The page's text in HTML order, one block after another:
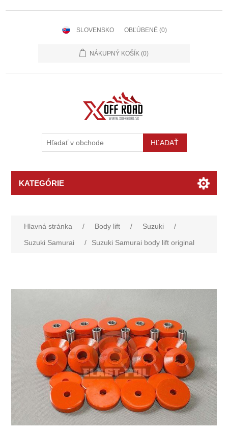
SLOVENSKO OBĽÚBENÉ (0)
NÁKUPNÝ KOŠÍK (0)
KATEGÓRIE
Hlavná stránka / Body lift / Suzuki
/
Suzuki Samurai
/ Suzuki Samurai body lift original